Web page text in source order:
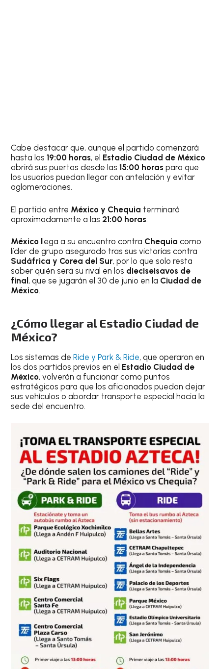
Cabe destacar que, aunque el partido comenzará
hasta las19:00 horas, el Estadio Ciudad de México
abrirá sus puertas desde las15:00 horas para que
los usuarios puedan llegar con antelación y evitar
aglomeraciones.
El partido entre México y Chequia terminará
aproximadamente a las 21:00 horas.
México llega a su encuentro contra Chequia como
líder de grupo asegurado tras sus victorias contra
Sudáfrica y Corea del Sur, por lo que solo resta
saber quién será su rival en los dieciseisavos de
final , que se jugarán el 30 de junio en la Ciudad de
México.
¿Cómo llegar al Estadio Ciudad de
México?
Los sistemas deRide y Park & Ride, que operaron en
los dos partidos previos en el Estadio Ciudad de
México, volverán a funcionar como puntos
estratégicos para que los aficionados puedan dejar
sus vehículos o abordar transporte especial hacia la
sede del encuentro.